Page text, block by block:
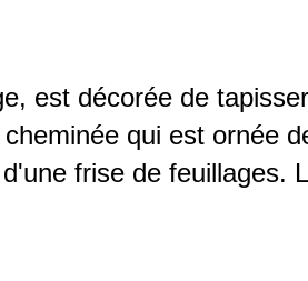
est décorée de
qui est ornée
frise de feuillages.